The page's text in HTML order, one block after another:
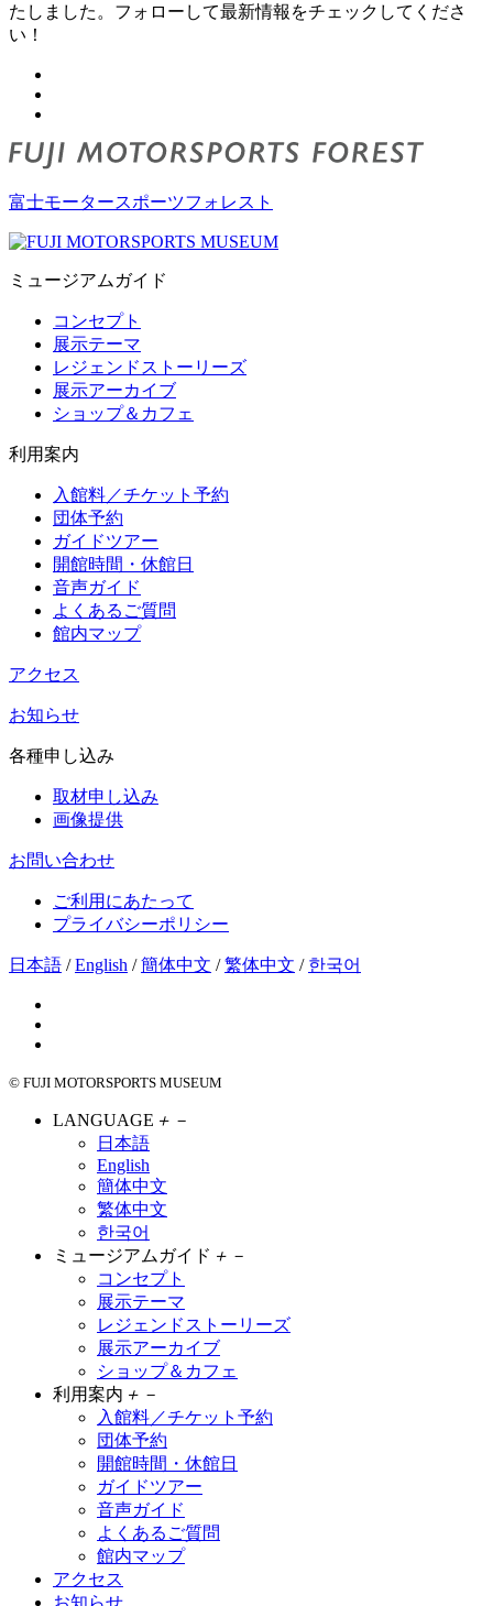
たしました。フォローして最新情報をチェックしてくださ
い！
富士モータースポーツフォレスト
ミュージアムガイド
コンセプト
展示テーマ
レジェンドストーリーズ
展示アーカイブ
ショップ＆カフェ
利用案内
入館料／チケット予約
団体予約
ガイドツアー
開館時間・休館日
音声ガイド
よくあるご質問
館内マップ
アクセス
お知らせ
各種申し込み
取材申し込み
画像提供
お問い合わせ
ご利用にあたって
プライバシーポリシー
日本語 /English /簡体中文 /繁体中文 / 한국어
© FUJI MOTORSPORTS MUSEUM
LANGUAGE ＋ －
日本語
English
簡体中文
繁体中文
한국어
ミュージアムガイド ＋ －
コンセプト
展示テーマ
レジェンドストーリーズ
展示アーカイブ
ショップ＆カフェ
利用案内 ＋ －
入館料／チケット予約
団体予約
開館時間・休館日
ガイドツアー
音声ガイド
よくあるご質問
館内マップ
アクセス